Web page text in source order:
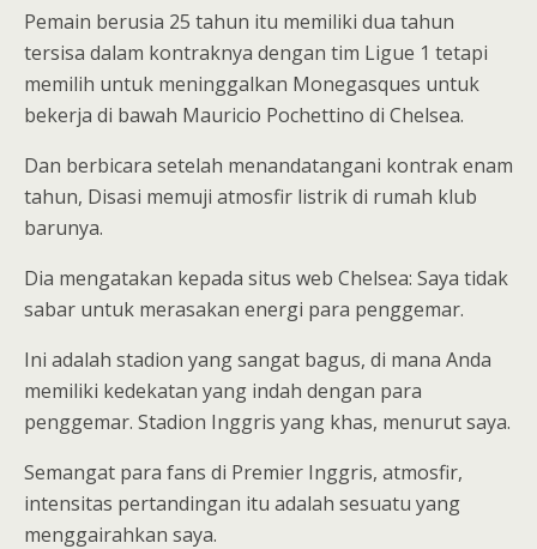
Pemain berusia 25 tahun itu memiliki dua tahun
tersisa dalam kontraknya dengan tim Ligue 1 tetapi
memilih untuk meninggalkan Monegasques untuk
bekerja di bawah Mauricio Pochettino di Chelsea.
Dan berbicara setelah menandatangani kontrak enam
tahun, Disasi memuji atmosfir listrik di rumah klub
barunya.
Dia mengatakan kepada situs web Chelsea: Saya tidak
sabar untuk merasakan energi para penggemar.
Ini adalah stadion yang sangat bagus, di mana Anda
memiliki kedekatan yang indah dengan para
penggemar. Stadion Inggris yang khas, menurut saya.
Semangat para fans di Premier Inggris, atmosfir,
intensitas pertandingan itu adalah sesuatu yang
menggairahkan saya.